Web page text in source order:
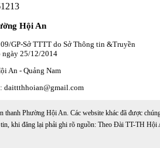
Hội An
GP-Sở TTTT do Sở Thông tin &Truyền
ngày 25/12/2014
An - Quảng Nam
daittthhoian@gmail.com
thanh Phường Hội An. Các website khác đã được
khi đăng lại phải ghi rõ nguồn: Theo Đài TT-TH Hội